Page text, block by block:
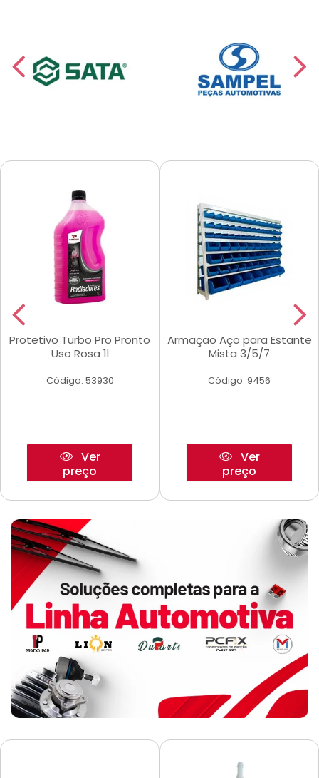
Protetivo Turbo Pro Pronto
Uso Rosa 1l
Código: 53930
Ver
preço
Armaçao Aço para Estante
Mista 3/5/7
Código: 9456
Ver
preço